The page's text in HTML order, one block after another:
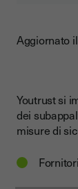
Aggiornato
Youtrust si
dei
misure di